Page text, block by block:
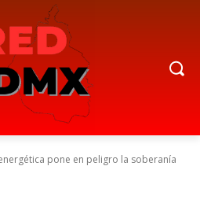
pone en peligro la soberanía